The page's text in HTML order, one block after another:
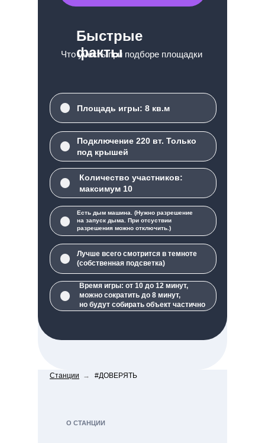
Быстрые
факты
Что учесть при подборе площадки
Площадь игры: 8 кв.м
Подключение 220 вт. Только
под крышей
Количество участников:
максимум 10
Есть дым машина. (Нужно разрешение
на запуск дыма. При отсуствии
разрешения можно отключить.)
Лучше всего смотрится в темноте
(собственная подсветка)
Время игры: от 10 до 12 минут,
можно сократить до 8 минут,
но будут собирать объект частично
Станции #ДОВЕРЯТЬ
→
О СТАНЦИИ